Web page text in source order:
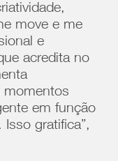
move e me
e
acredita no
momentos
em função
gratifica”,